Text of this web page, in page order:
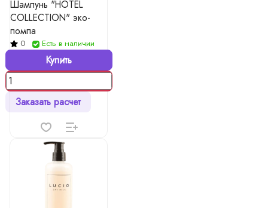
Шампунь "HOTEL
COLLECTION" эко-
помпа
0 Есть в наличии
Купить
Заказать расчет